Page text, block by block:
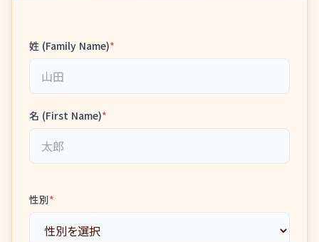
姓 (Family Name)*
名 (First Name)*
性別*